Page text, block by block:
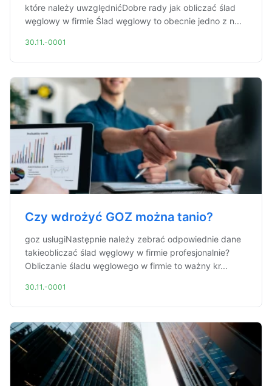
które należy uwzględnićDobre rady jak obliczać ślad
węglowy w firmie Ślad węglowy to obecnie jedno z n...
30.11.-0001
Czy wdrożyć GOZ można tanio?
goz usługiNastępnie należy zebrać odpowiednie dane
takieobliczać ślad węglowy w firmie profesjonalnie?
Obliczanie śladu węglowego w firmie to ważny kr...
30.11.-0001